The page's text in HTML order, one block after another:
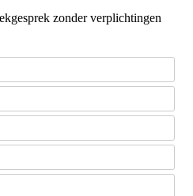
zonder verplichtingen